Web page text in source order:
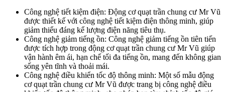
Công nghệ tiết kiệm điện: Động cơ quạt trần chung cư Mr Vũ
được thiết kế với công nghệ tiết kiệm điện thông minh, giúp
giảm thiểu đáng kể lượng điện năng tiêu thụ.
Công nghệ giảm tiếng ồn: Công nghệ giảm tiếng ồn tiên tiến
được tích hợp trong động cơ quạt trần chung cư Mr Vũ giúp
vận hành êm ái, hạn chế tối đa tiếng ồn, mang đến không gian
sống yên tĩnh và thoải mái.
Công nghệ điều khiển tốc độ thông minh: Một số mẫu động
cơ quạt trần chung cư Mr Vũ được trang bị công nghệ điều